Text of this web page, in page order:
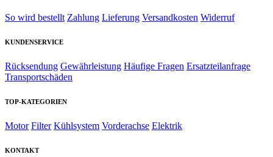
So wird bestellt Zahlung Lieferung Versandkosten Widerruf
KUNDENSERVICE
Rücksendung Gewährleistung Häufige Fragen Ersatzteilanfrage
Transportschäden
TOP-KATEGORIEN
Motor Filter Kühlsystem Vorderachse Elektrik
KONTAKT